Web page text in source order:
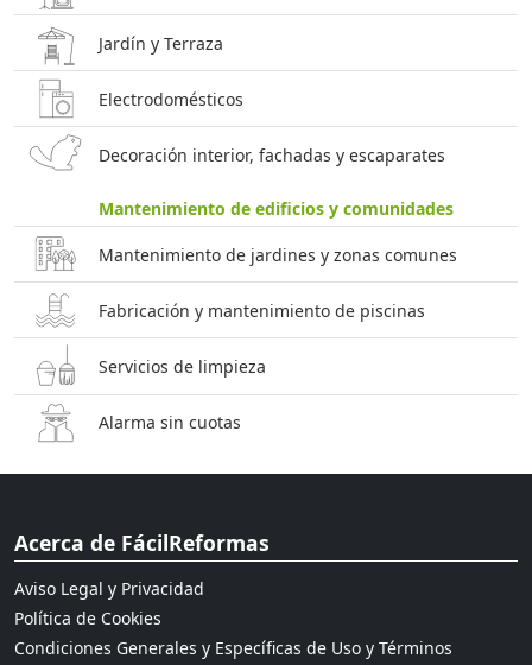
Jardín y Terraza
Electrodomésticos
Decoración interior, fachadas y escaparates
Mantenimiento de edificios y comunidades
Mantenimiento de jardines y zonas comunes
Fabricación y mantenimiento de piscinas
Servicios de limpieza
Alarma sin cuotas
Acerca de FácilReformas
Aviso Legal y Privacidad
Política de Cookies
Condiciones Generales y Específicas de Uso y Términos